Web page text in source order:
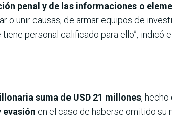
penal y de las informaciones o
o unir causas, de armar equipos de
personal calificado para ello”, indicó
suma de USD 21 millones, hecho
en el caso de haberse omitido su